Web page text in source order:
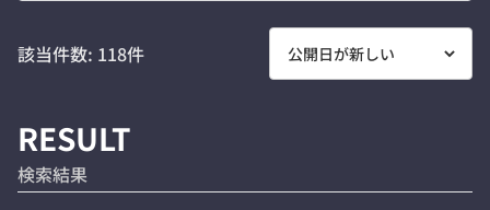
該当件数: 118件
RESULT
検索結果